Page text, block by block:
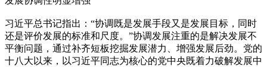
习近平总书记指出：“协调既是发展手段又是发展目标，同时
还是评价发展的标准和尺度。”协调发展注重的是解决发展不
平衡问题，通过补齐短板挖掘发展潜力、增强发展后劲。党的
十八大以来，以习近平同志为核心的党中央既着力破解发展中